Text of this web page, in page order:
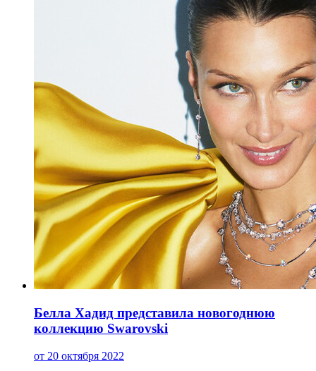
Белла Хадид представила новогоднюю
коллекцию Swarovski
от 20 октября 2022